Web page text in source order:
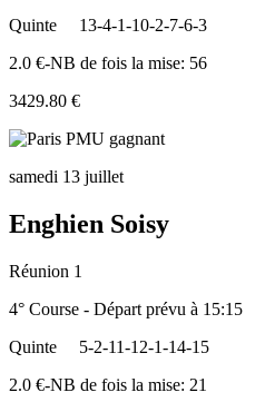
Quinte
13-4-1-10-2-7-6-3
2.0 €-NB de fois la mise: 56
3429.80 €
samedi 13 juillet
Enghien Soisy
Réunion 1
4° Course - Départ prévu à 15:15
Quinte
5-2-11-12-1-14-15
2.0 €-NB de fois la mise: 21